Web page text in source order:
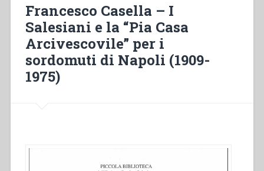
Francesco Casella – I
Salesiani e la “Pia Casa
Arcivescovile” per i
sordomuti di Napoli (1909-
1975)